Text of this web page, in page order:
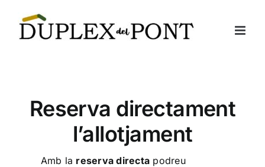
content
Reserva directament
l’allotjament
Amb la reserva directa podreu